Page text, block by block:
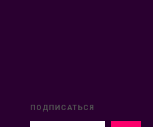
ПОДПИСАТЬСЯ